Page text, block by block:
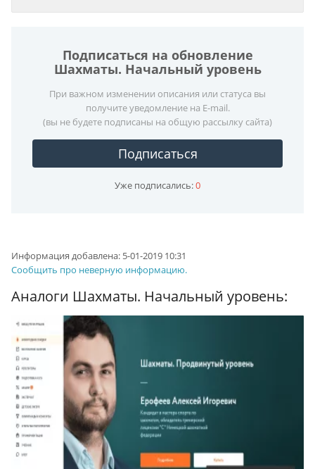
Подписаться на обновление
Шахматы. Начальный уровень
При важном изменении описания или статуса вы
получите уведомление на E-mail.
(вы не будете подписаны на общую рассылку сайта)
Подписаться
Уже подписались:0
Информация добавлена: 5-01-2019 10:31
Сообщить про неверную информацию.
Аналоги Шахматы. Начальный уровень: